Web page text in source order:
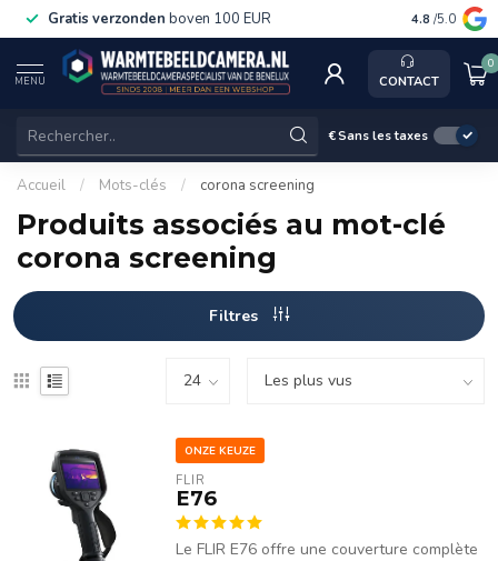
Gratis verzonden boven 100 EUR Service,
4.8 /5.0
MENU CONTACT
0
€Sans les taxes
Accueil / Mots-clés / corona screening
Produits associés au mot-clé
corona screening
Filtres
ONZE KEUZE
FLIR
E76
Le FLIR E76 offre une couverture complète